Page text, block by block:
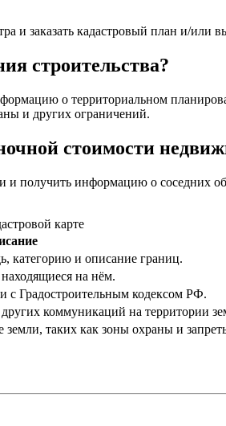
и заказать кадастровый план и/или
строительства?
о территориальном
и других ограничений.
стоимости
и получить информацию о
карте
категорию и описание границ.
на нём.
с Градостроительным кодексом РФ.
коммуникаций на территории
таких как зоны охраны и